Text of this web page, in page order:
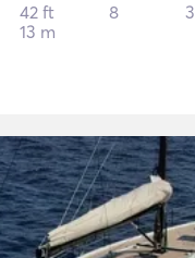
42 ft
13 m
8 3